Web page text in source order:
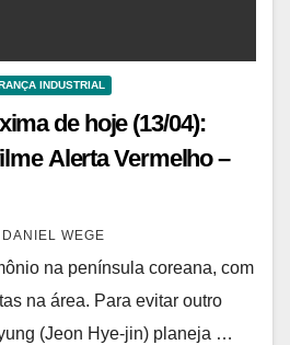
INDUSTRIAL
de hoje (13/04):
Alerta Vermelho –
DANIEL WEGE
na península coreana, com
na área. Para evitar outro
(Jeon Hye-jin) planeja …